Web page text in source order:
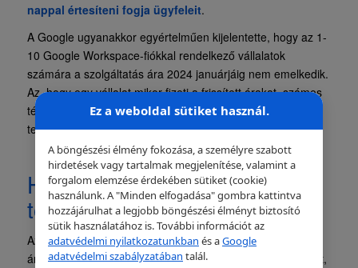
nappal értesíteni fogja ügyfeleit.
A Google ugyanakkor egyértelműen kijelentette, hogy az 1-
10 Google Workspace-fiókkal rendelkező vállalatok
számára a szolgáltatás ára 2024 januárjáig nem emelkedik.
Az, hogy egy vállalat mikor fizeti a frissített árakat, számos
tényezőtől függ, beleértve a licencek számát, a fizetési
tervet és a jelenlegi megállapodás feltételeit.
Hogyan kerülhető el, hogy
többet fizessünk?
Azon ügyfelek számára, akik szeretnék elkerülni az
áremelést az Annual Plan-re (éves előfizetés) váltás mellet,
Ez a weboldal sütiket használ.
A böngészési élmény fokozása, a személyre szabott
hirdetések vagy tartalmak megjelenítése, valamint a
forgalom elemzése érdekében sütiket (cookie)
használunk. A "Minden elfogadása" gombra kattintva
hozzájárulhat a legjobb böngészési élményt biztosító
sütik használatához is. További információt az
adatvédelmi nyilatkozatunkban és aGoogle
adatvédelmi szabályzatában talál.